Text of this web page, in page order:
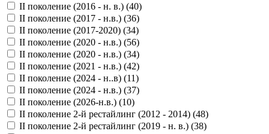
II поколение (2016 - н. в.) (40)
II поколение (2017 - н.в.) (36)
II поколение (2017-2020) (34)
II поколение (2020 - н.в.) (56)
II поколение (2020 - н.в.) (34)
II поколение (2021 - н.в.) (42)
II поколение (2024 - н..в) (11)
II поколение (2024 - н.в.) (37)
II поколение (2026-н.в.) (10)
II поколение 2-й рестайлинг (2012 - 2014) (48)
II поколение 2-й рестайлинг (2019 - н. в.) (38)